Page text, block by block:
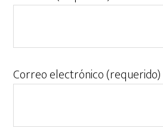
Correo electrónico (requerido)